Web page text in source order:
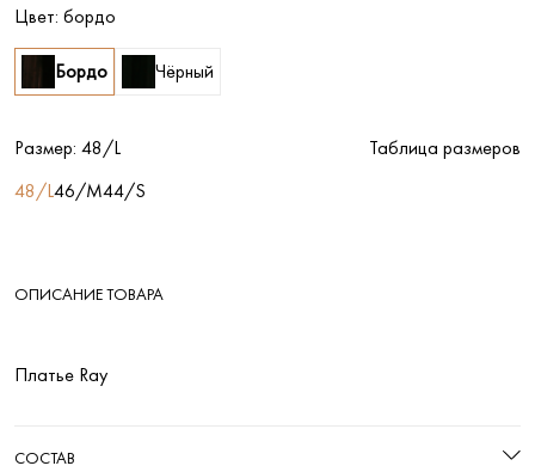
Цвет: бордо
Бордо Чёрный
Размер: 48/L
Таблица размеров
48/L46/M44/S
ОПИСАНИЕ ТОВАРА
Платье Ray
СОСТАВ